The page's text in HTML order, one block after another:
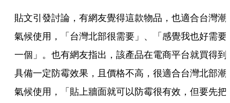
貼文引發討論，有網友覺得這款物品，也適合台灣潮
氣候使用，「台灣北部很需要」、「感覺我也好需要
一個」。也有網友指出，該產品在電商平台就買得到
具備一定防霉效果，且價格不高，很適合台灣北部潮
氣候使用，「貼上牆面就可以防霉很有效，但要先把